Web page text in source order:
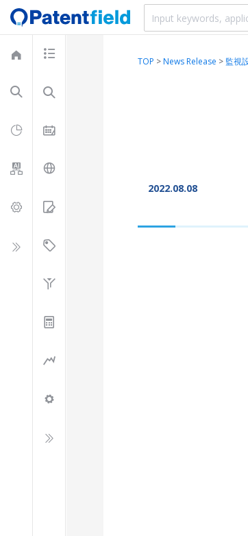
TOP >News Release > 監視
2022.08.08